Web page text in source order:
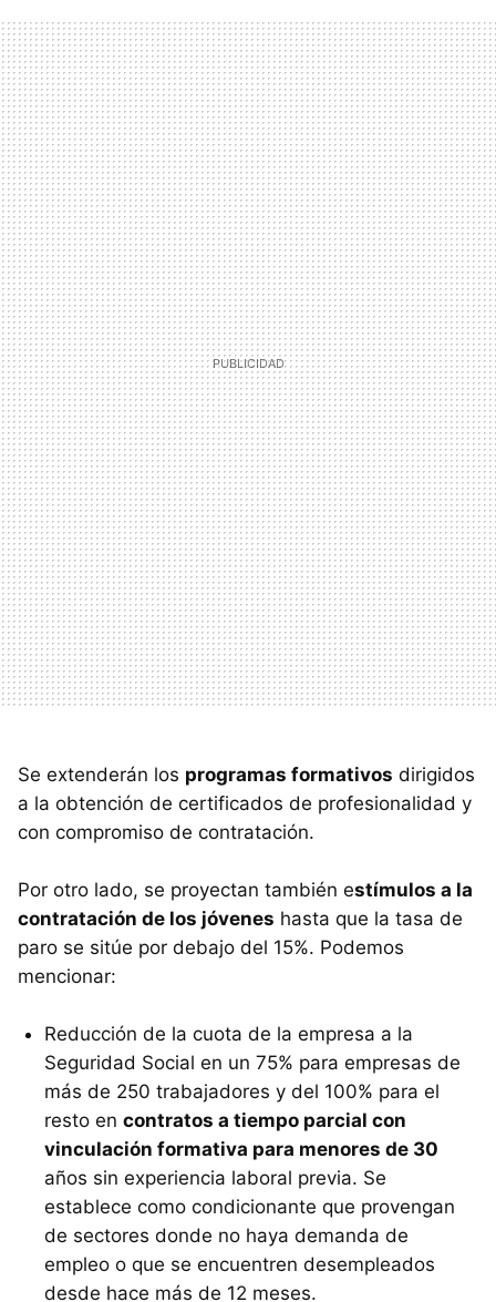
Se extenderán los programas formativos dirigidos
a la obtención de certificados de profesionalidad y
con compromiso de contratación.
Por otro lado, se proyectan también estímulos a la
contratación de los jóvenes hasta que la tasa de
paro se sitúe por debajo del 15%. Podemos
mencionar:
Reducción de la cuota de la empresa a la
Seguridad Social en un 75% para empresas de
más de 250 trabajadores y del 100% para el
resto en contratos a tiempo parcial con
vinculación formativa para menores de 30
años sin experiencia laboral previa. Se
establece como condicionante que provengan
de sectores donde no haya demanda de
empleo o que se encuentren desempleados
desde hace más de 12 meses.